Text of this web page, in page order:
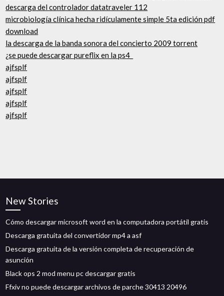
descarga del controlador datatraveler 112
microbiología clínica hecha ridículamente simple 5ta edición pdf
download
la descarga de la banda sonora del concierto 2009 torrent
¿se puede descargar pureflix en la ps4_
ajfsplf
ajfsplf
ajfsplf
ajfsplf
ajfsplf
New Stories
Cómo descargar microsoft word en la computadora portátil gratis
Descarga gratuita del convertidor mp4 a asf
Descarga gratuita de la versión completa de recuperación de
asunción
Black ops 2 mod menu pc descargar gratis
Ffxiv no puede descargar archivos de parche 30413 20496